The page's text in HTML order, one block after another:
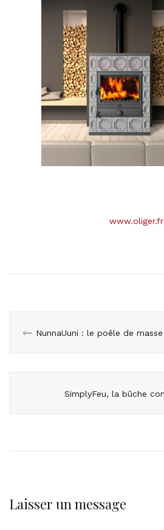
www.oliger.fr
Laisser un message